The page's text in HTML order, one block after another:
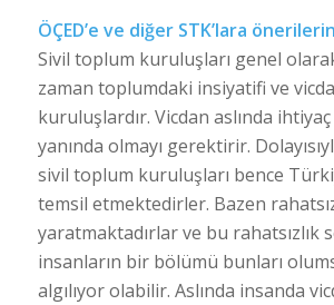
ÖÇED’e ve diğer STK’lara
Sivil toplum kuruluşları genel olarak
zaman toplumdaki insiyatifi ve
kuruluşlardır. Vicdan aslında
yanında olmayı gerektirir.
sivil toplum kuruluşları bence
temsil etmektedirler. Bazen
yaratmaktadırlar ve bu rahatsızlık
insanların bir bölümü bunları
algılıyor olabilir. Aslında insanda